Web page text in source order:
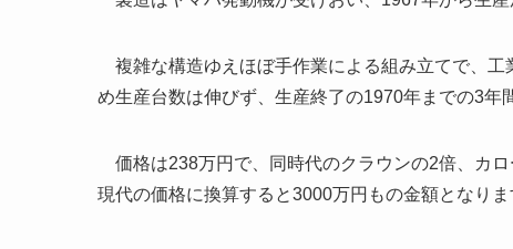
複雑な構造ゆえほぼ手作業による組み立てで、工
め生産台数は伸びず、生産終了の1970年までの3年
価格は238万円で、同時代のクラウンの2倍、カ
現代の価格に換算すると3000万円もの金額となりま